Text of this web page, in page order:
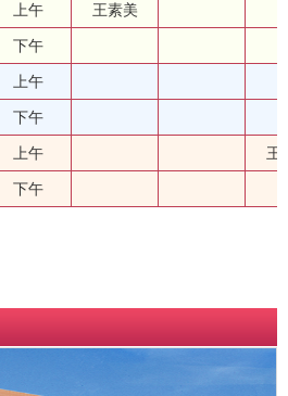
上午 王素美
下午
上午
下午
上午 王
下午